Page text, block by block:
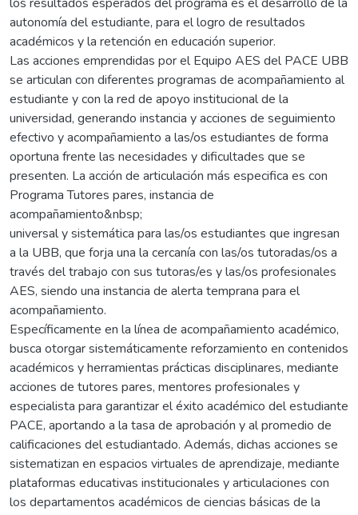
autonomía del estudiante, para el logro de resultados
académicos y la retención en educación superior.
Las acciones emprendidas por el Equipo AES del PACE UBB
se articulan con diferentes programas de acompañamiento al
estudiante y con la red de apoyo institucional de la
universidad, generando instancia y acciones de seguimiento
efectivo y acompañamiento a las/os estudiantes de forma
oportuna frente las necesidades y dificultades que se
presenten. La acción de articulación más especifica es con
Programa Tutores pares, instancia de
acompañamiento&nbsp;
universal y sistemática para las/os estudiantes que ingresan
a la UBB, que forja una la cercanía con las/os tutoradas/os a
través del trabajo con sus tutoras/es y las/os profesionales
AES, siendo una instancia de alerta temprana para el
acompañamiento.
Específicamente en la línea de acompañamiento académico,
busca otorgar sistemáticamente reforzamiento en contenidos
académicos y herramientas prácticas disciplinares, mediante
acciones de tutores pares, mentores profesionales y
especialista para garantizar el éxito académico del estudiante
PACE, aportando a la tasa de aprobación y al promedio de
calificaciones del estudiantado. Además, dichas acciones se
sistematizan en espacios virtuales de aprendizaje, mediante
plataformas educativas institucionales y articulaciones con
los departamentos académicos de ciencias básicas de la